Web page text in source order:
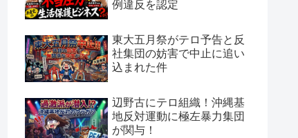
例違反を認定
東大五月祭がテロ予告と反
社集団の妨害で中止に追い
込まれた件
辺野古にテロ組織！沖縄基
地反対運動に極左暴力集団
が関与！